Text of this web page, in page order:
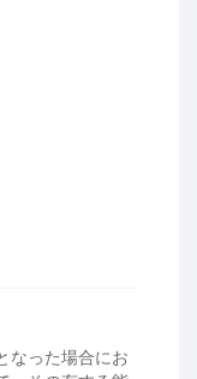
なった場合にお